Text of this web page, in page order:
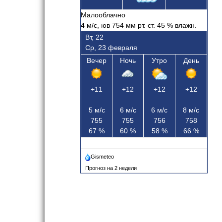
Малооблачно
4 м/с, юв 754 мм рт. ст. 45 % влажн.
Вт, 22
Ср, 23 февраля
Вечер
+11
5 м/с
755
67 %
Ночь
+12
6 м/с
755
60 %
Утро
+12
6 м/с
756
58 %
День
+12
8 м/с
758
66 %